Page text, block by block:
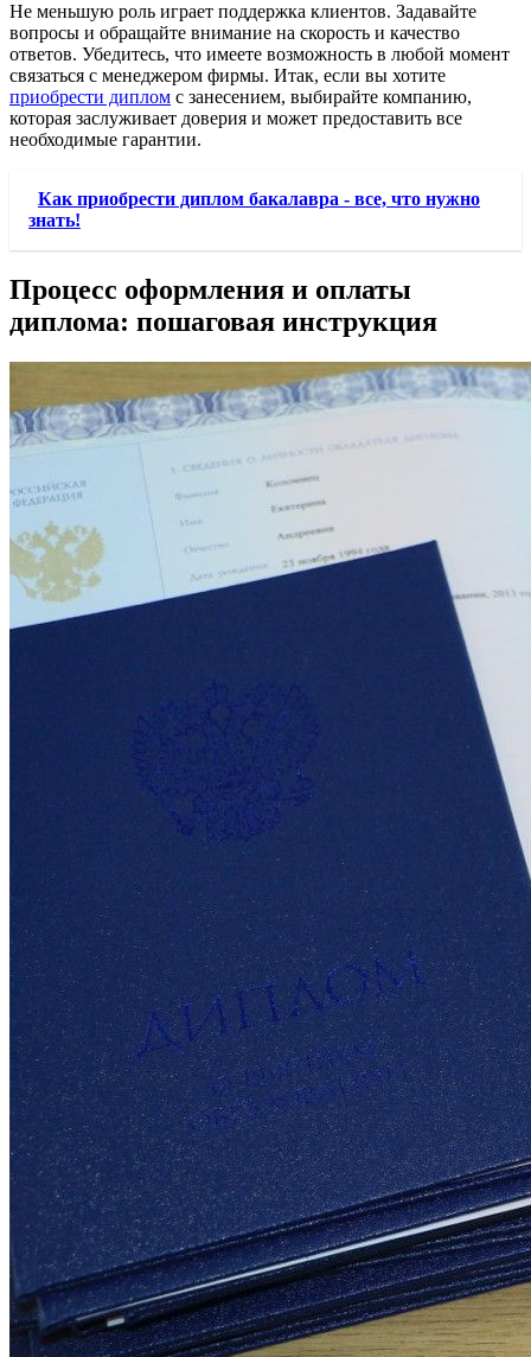
Не меньшую роль играет поддержка клиентов. Задавайте
вопросы и обращайте внимание на скорость и качество
ответов. Убедитесь, что имеете возможность в любой момент
связаться с менеджером фирмы. Итак, если вы хотите
приобрести диплом с занесением, выбирайте компанию,
которая заслуживает доверия и может предоставить все
необходимые гарантии.
Как приобрести диплом бакалавра - все, что нужно
знать!
Процесс оформления и оплаты
диплома: пошаговая инструкция